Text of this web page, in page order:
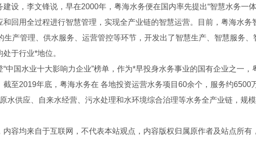
设，李文锋说，早在2000年，粤海水务便在国内率先提出“智慧水务一
和回用全过程进行智慧管理，实现全产业链的智慧运营。目前，粤海水务
生产管理、供水服务、运营管控等环节，开发出了智慧生产、智慧服务、
于行业*地位。
中国水业十大影响力企业”榜单，作为*早投身水务事业的国有企业之一，
截至2019年底，粤海水务在 各地投资运营水务项目60余个，服务约6500
水供应、自来水经营、污水处理和水环境综合治理等水务全产业链，规
容均来自于互联网，不代表本站观点，内容版权归属原作者及站点所有